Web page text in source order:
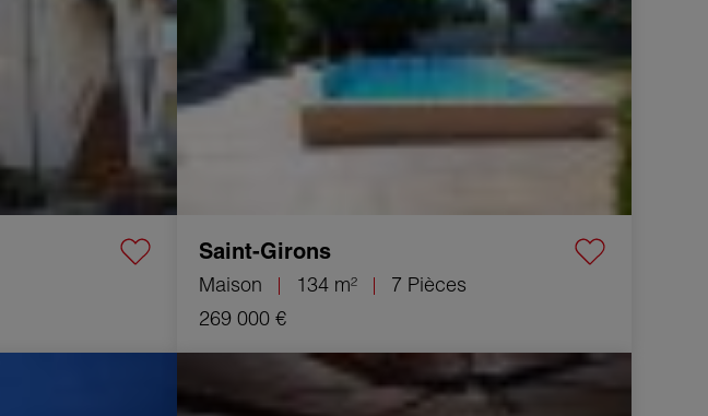
Saint-Girons
Maison 134 m²
7 Pièces
269 000 €
Vente Maison Laroque-d'Olmes 12 Pièces 288 m²